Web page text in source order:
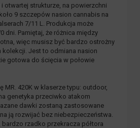
otwartej strukturze, na powierzchni
9 szczepów nasion cannabis na
7/11 L. Produkcja może
dni. Pamiętaj, że różnica między
więc musisz być bardzo ostrożny
Jest to odmiana nasion
gotowa do ścięcia w połowie
MR. 420K w klaserze typu: outdoor,
genetyka przeciwko atakom
dawki zostaną zastosowane
ją rozwijać bez niebezpieczeństwa.
rzadko przekracza półtora